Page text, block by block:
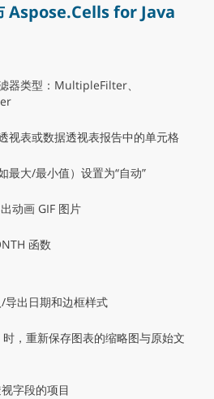
Aspose.Cells for Java
器类型：MultipleFilter、
视表或数据透视表报告中的单元格
最大/最小值）设置为“自动”
动画 GIF 图片
函数
导出日期和边框样式
，重新保存图表的缩略图与原始文
字段的项目